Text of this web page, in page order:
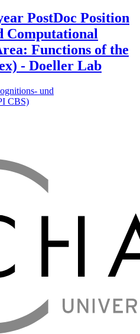
PostDoc Position
Computational
Functions of the
- Doeller Lab
und
CBS)